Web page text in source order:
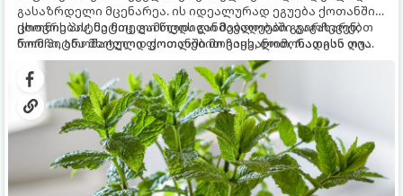
გასაზრდელი მცენარეა. ის იდეალურად ეგუება ქოთანში
ცხოვრებას, მეტიც, გამოცდილი მებაღეები გვირჩევენ,
რომ პიტნა მხოლოდ ქოთანში მოვიყვანოთ, რადგან ღია
გრუნტში (ბაღში) დარგვისას ის ფესვებით ძალიან
სწრაფად ვრცელდება და სხვა მცენარეებს ავიწროებს.
ქოთნის პიტნა მთელი წლის განმავლობაში გაგახარებთ
ნორჩი, არომატული ფოთლებით ჩაის, ლიმონათისა თუ
კერძებისთვის.